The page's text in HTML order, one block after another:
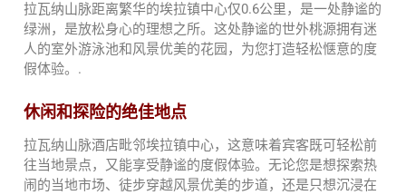
拉瓦纳山脉距离繁华的埃拉镇中心仅0.6公里，是一处静谧的
绿洲，是放松身心的理想之所。这处静谧的世外桃源拥有迷
人的室外游泳池和风景优美的花园，为您打造轻松惬意的度
假体验。.
休闲和探险的绝佳地点
拉瓦纳山脉酒店毗邻埃拉镇中心，这意味着宾客既可轻松前
往当地景点，又能享受静谧的度假体验。无论您是想探索热
闹的当地市场、徒步穿越风景优美的步道，还是只想沉浸在